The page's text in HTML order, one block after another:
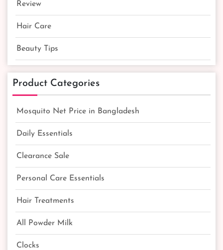
Review
Hair Care
Beauty Tips
Product Categories
Mosquito Net Price in Bangladesh
Daily Essentials
Clearance Sale
Personal Care Essentials
Hair Treatments
All Powder Milk
Clocks